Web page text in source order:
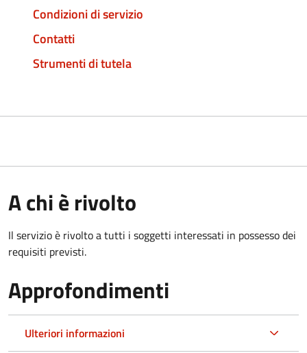
Condizioni di servizio
Contatti
Strumenti di tutela
A chi è rivolto
Il servizio è rivolto a tutti i soggetti interessati in possesso dei
requisiti previsti.
Approfondimenti
Ulteriori informazioni